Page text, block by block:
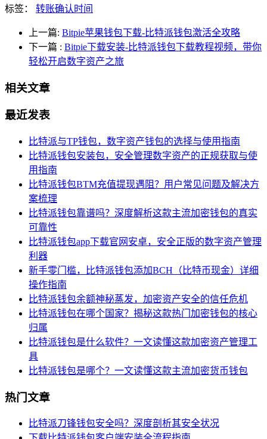
标签： 转账确认时间
上一篇: Bitpie苹果钱包下载-比特派钱包激活全攻略
下一篇 : Bitpie下载安装-比特派钱包下载教程视频，带你
轻松开启数字资产之旅
相关文章
最近发表
比特派与TP钱包，数字资产钱包的选择与使用指南
比特派钱包安装包，安全管理数字资产的正规获取与使
用指南
比特派钱包BTM充值提现遇阻？用户常见问题及解决方
案梳理
比特派钱包靠谱吗？深度解析这款主流加密钱包的真实
可靠性
比特派钱包app下载官网安卓，安全正版的数字资产管理
利器
新手零门槛，比特派钱包添加BCH（比特币现金）详细
操作指南
比特派钱包余额神秘蒸发，加密资产安全的信任危机
比特派钱包在哪个国家？揭秘这款热门加密钱包的核心
归属
比特派钱包是什么软件？一文读懂这款加密资产管理工
具
比特派钱包是哪个？一文读懂这款主流加密货币钱包
热门文章
比特派刀锋钱包安全吗？深度剖析其安全状况